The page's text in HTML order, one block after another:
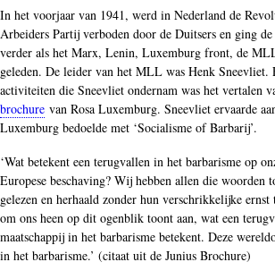
In het voorjaar van 1941, werd in Nederland de
Arbeiders Partij verboden door de Duitsers en ging
verder als het Marx, Lenin, Luxemburg front, de
geleden. De leider van het MLL was Henk Sneevliet.
activiteiten die Sneevliet ondernam was het vertalen
brochure van Rosa Luxemburg. Sneevliet ervaarde
Luxemburg bedoelde met ‘Socialisme of Barbarij’.
‘Wat betekent een terugvallen in het barbarisme op
Europese beschaving? Wij hebben allen die woorden
gelezen en herhaald zonder hun verschrikkelijke
om ons heen op dit ogenblik toont aan, wat een
maatschappij in het barbarisme betekent. Deze
in het barbarisme.’ (citaat uit de Junius Brochure)